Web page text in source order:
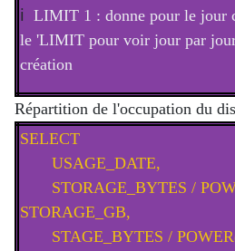
ℹ️ LIMIT 1 : donne pour le jour
le 'LIMIT pour voir jour par
création
Répartition de l'occupation du
SELECT
USAGE_DATE,
STORAGE_BYTES /
STORAGE_GB,
STAGE_BYTES /